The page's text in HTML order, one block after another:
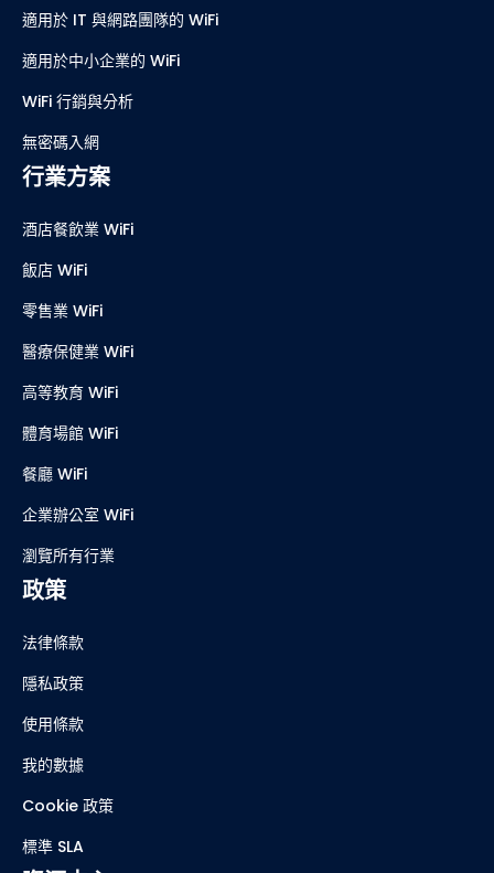
員工 WiFi
解決方案
適用於行銷團隊的 WiFi
適用於 IT 與網路團隊的 WiFi
適用於中小企業的 WiFi
WiFi 行銷與分析
無密碼入網
行業方案
酒店餐飲業 WiFi
飯店 WiFi
零售業 WiFi
醫療保健業 WiFi
高等教育 WiFi
體育場館 WiFi
餐廳 WiFi
企業辦公室 WiFi
瀏覽所有行業
政策
法律條款
隱私政策
使用條款